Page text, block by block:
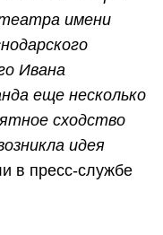
имени
Ивана
еще несколько
сходство
идея
в пресс-службе